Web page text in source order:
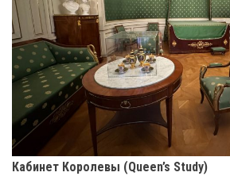
Кабинет Королевы (Queen’s Study)